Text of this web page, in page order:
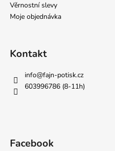
Věrnostní slevy
Moje objednávka
Kontakt
info@fajn-potisk.cz
603996786 (8-11h)
Facebook